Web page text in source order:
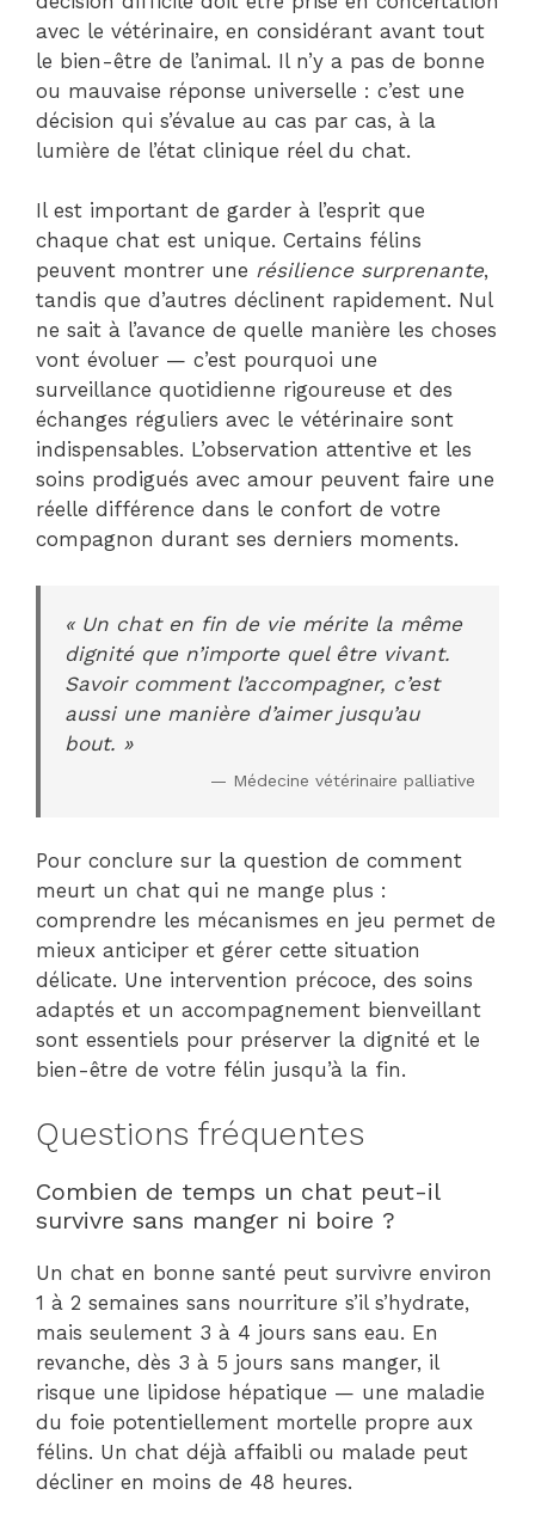
avec le vétérinaire, en considérant avant tout
le bien-être de l’animal. Il n’y a pas de bonne
ou mauvaise réponse universelle : c’est une
décision qui s’évalue au cas par cas, à la
lumière de l’état clinique réel du chat.
Il est important de garder à l’esprit que
chaque chat est unique. Certains félins
peuvent montrer une résilience surprenante,
tandis que d’autres déclinent rapidement. Nul
ne sait à l’avance de quelle manière les choses
vont évoluer — c’est pourquoi une
surveillance quotidienne rigoureuse et des
échanges réguliers avec le vétérinaire sont
indispensables. L’observation attentive et les
soins prodigués avec amour peuvent faire une
réelle différence dans le confort de votre
compagnon durant ses derniers moments.
« Un chat en fin de vie mérite la même
dignité que n’importe quel être vivant.
Savoir comment l’accompagner, c’est
aussi une manière d’aimer jusqu’au
bout. »
— Médecine vétérinaire palliative
Pour conclure sur la question de comment
meurt un chat qui ne mange plus :
comprendre les mécanismes en jeu permet de
mieux anticiper et gérer cette situation
délicate. Une intervention précoce, des soins
adaptés et un accompagnement bienveillant
sont essentiels pour préserver la dignité et le
bien-être de votre félin jusqu’à la fin.
Questions fréquentes
Combien de temps un chat peut-il
survivre sans manger ni boire ?
Un chat en bonne santé peut survivre environ
1 à 2 semaines sans nourriture s’il s’hydrate,
mais seulement 3 à 4 jours sans eau. En
revanche, dès 3 à 5 jours sans manger, il
risque une lipidose hépatique — une maladie
du foie potentiellement mortelle propre aux
félins. Un chat déjà affaibli ou malade peut
décliner en moins de 48 heures.